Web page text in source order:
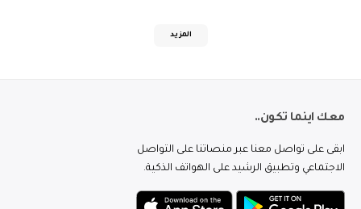
المزيد
معك اينما تكون..
ابقى على تواصل معنا عبر منصاتنا على التواصل
الاجتماعي وتطبيق الرشيد على الهواتف الذكية.